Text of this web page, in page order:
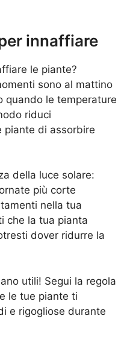
innaffiare
le piante?
sono al mattino
quando le temperature
riduci
piante di assorbire
della luce solare:
più corte
nella tua
che la tua pianta
dover ridurre la
utili! Segui la regola
le tue piante ti
e rigogliose durante